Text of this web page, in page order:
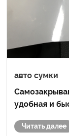
авто сумки
удобная и
Читать далее